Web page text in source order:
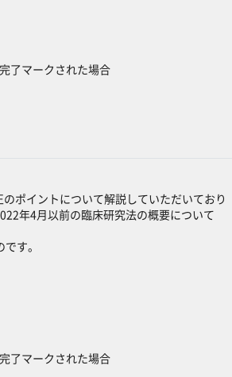
了マークされた場合
ポイントについて解説していただいており
年4月以前の臨床研究法の概要について
す。
了マークされた場合